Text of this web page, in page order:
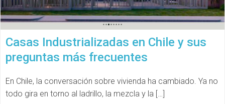
Casas Industrializadas en Chile y sus
preguntas más frecuentes
En Chile, la conversación sobre vivienda ha cambiado. Ya no
todo gira en torno al ladrillo, la mezcla y la […]